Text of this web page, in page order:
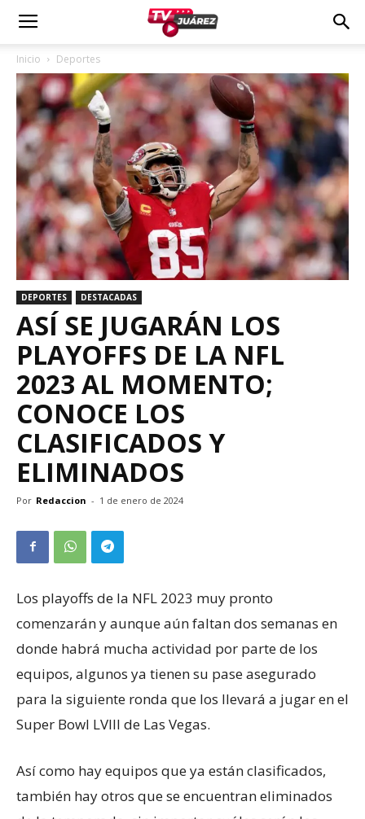
Inicio Deportes
DEPORTES DESTACADAS
ASÍ SE JUGARÁN LOS
PLAYOFFS DE LA NFL
2023 AL MOMENTO;
CONOCE LOS
CLASIFICADOS Y
ELIMINADOS
Por Redaccion - 1 de enero de 2024
Los playoffs de la NFL 2023 muy pronto
comenzarán y aunque aún faltan dos semanas en
donde habrá mucha actividad por parte de los
equipos, algunos ya tienen su pase asegurado
para la siguiente ronda que los llevará a jugar en el
Super Bowl LVIII de Las Vegas.
Así como hay equipos que ya están clasificados,
también hay otros que se encuentran eliminados